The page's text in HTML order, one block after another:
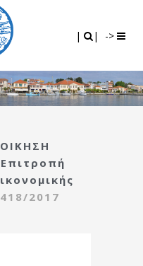
| | ->
418/2017